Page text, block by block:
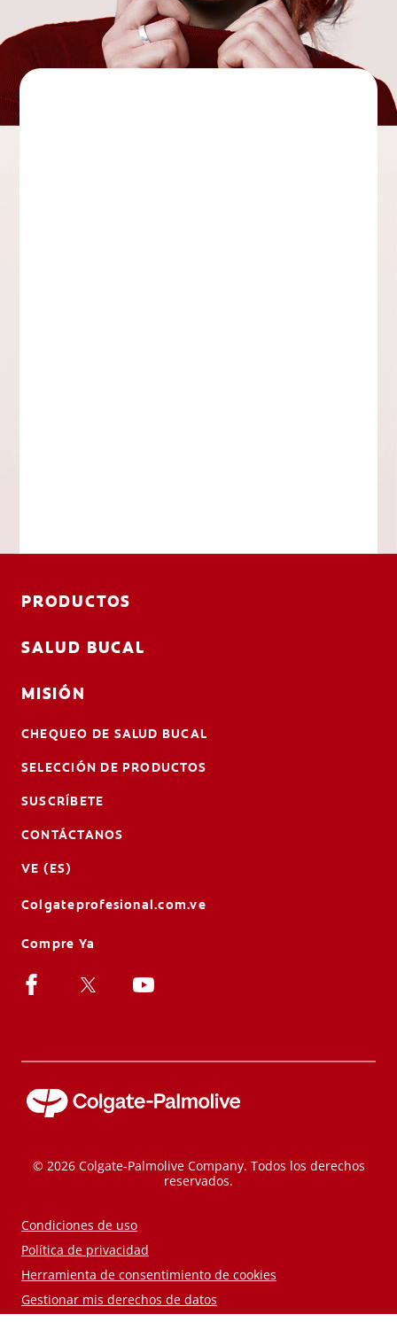
PRODUCTOS
SALUD BUCAL
MISIÓN
CHEQUEO DE SALUD BUCAL
SELECCIÓN DE PRODUCTOS
SUSCRÍBETE
CONTÁCTANOS
VE (ES)
Colgateprofesional.com.ve
Compre Ya
© 2026 Colgate-Palmolive Company. Todos los derechos
reservados.
Condiciones de uso
Política de privacidad
Herramienta de consentimiento de cookies
Gestionar mis derechos de datos